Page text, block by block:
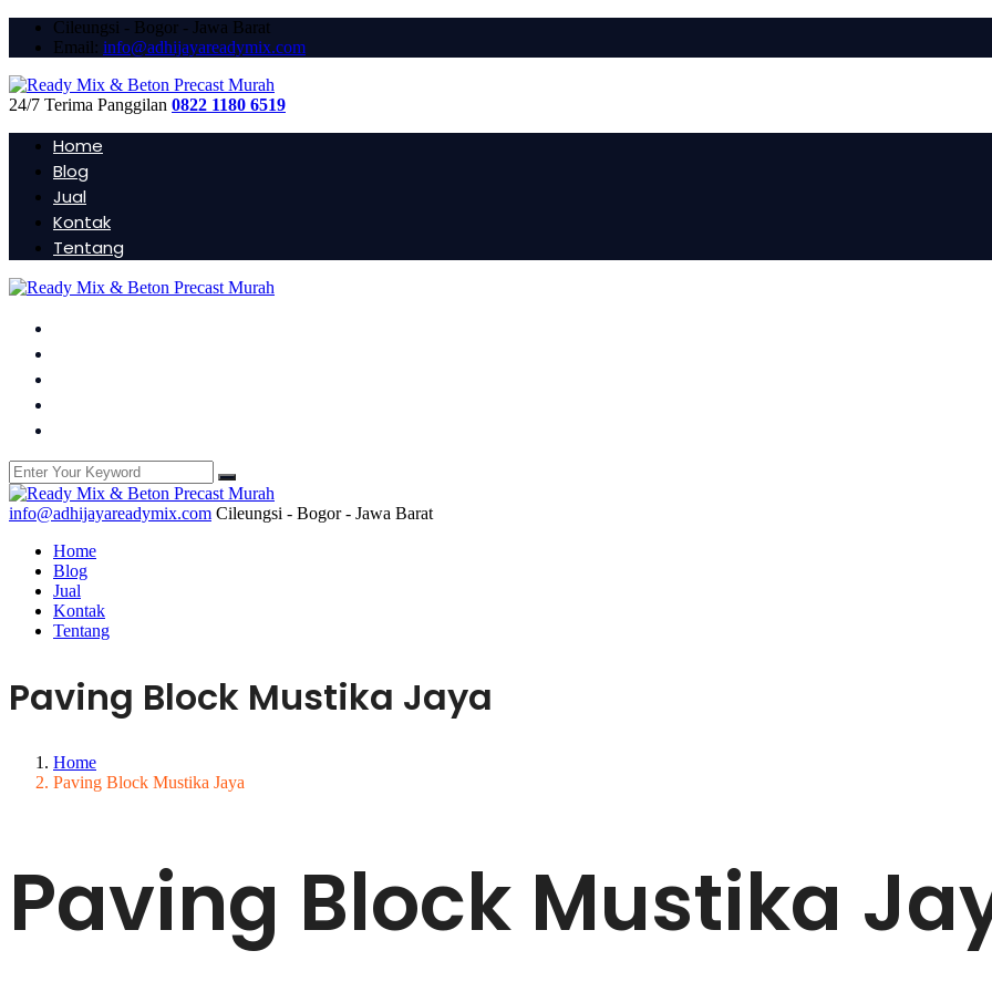
Cileungsi - Bogor - Jawa Barat
Email: info@adhijayareadymix.com
24/7 Terima Panggilan 0822 1180 6519
Home
Blog
Jual
Kontak
Tentang
info@adhijayareadymix.com Cileungsi - Bogor - Jawa Barat
Home
Blog
Jual
Kontak
Tentang
Paving Block Mustika Jaya
Home
Paving Block Mustika Jaya
Paving Block Mustika